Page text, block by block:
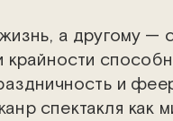
а другому —
крайности
и
спектакля как